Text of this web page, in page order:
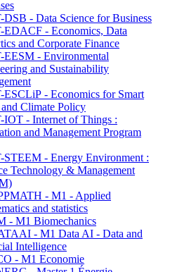
DSB - Data Science for Business
EDACF - Economics, Data
and Corporate Finance
EESM - Environmental
and Sustainability
ESCLiP - Economics for Smart
Climate Policy
IOT - Internet of Things :
and Management Program
STEEM - Energy Environment :
Technology & Management
- M1 - Applied
and statistics
- M1 Biomechanics
- M1 Data AI - Data and
Intelligence
- M1 Economie